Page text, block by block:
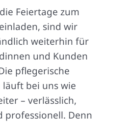
Feiertage zum
sind wir
weiterhin für
und Kunden
pflegerische
bei uns wie
– verlässlich,
professionell. Denn